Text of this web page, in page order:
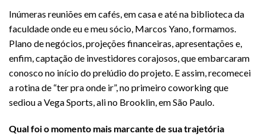
Inúmeras reuniões em cafés, em casa e até na biblioteca da
faculdade onde eu e meu sócio, Marcos Yano, formamos.
Plano de negócios, projeções financeiras, apresentações e,
enfim, captação de investidores corajosos, que embarcaram
conosco no início do prelúdio do projeto. E assim, recomecei
a rotina de “ter pra onde ir”, no primeiro coworking que
sediou a Vega Sports, ali no Brooklin, em São Paulo.
Qual foi o momento mais marcante de sua trajetória